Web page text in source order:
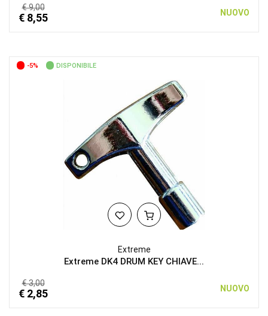
€ 9,00
€ 8,55 NUOVO
-5% DISPONIBILE
Extreme
Extreme DK4 DRUM KEY CHIAVE...
€ 3,00
€ 2,85 NUOVO